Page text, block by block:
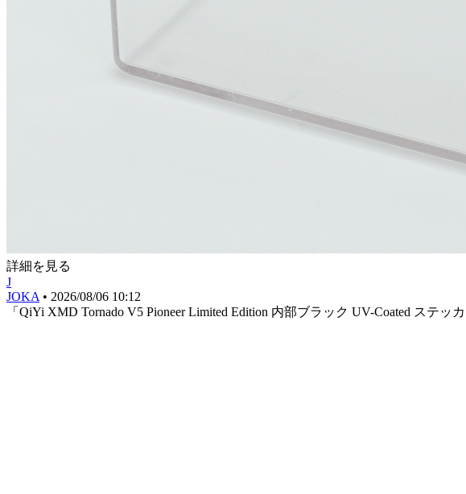
詳細を見る
J
JOKA • 2026/08/06 10:12
「QiYi XMD Tornado V5 Pioneer Limited Edition 内部ブラック UV-Coated ステッ